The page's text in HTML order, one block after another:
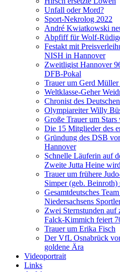
Unfall oder Mord?
Sport-Nekrolog 2022
André Kwiatkowski
Abpfiff für Wolf-
Festakt mit
NISH in Hannover
Zweitligist Hannover
DFB-Pokal
Trauer um Gerd
Weltklasse-Geher
Chronist des
Olympiareiter Willy
Große Trauer um
Die 15 Mitglieder des
Gründung des DSB
Hannover
Schnelle Läuferin auf
Zweite Jutta Heine
Trauer um frühere
Simper (geb.
Gesamtdeutsches
Niedersachsens
Zwei Sternstunden
Falck-Kimmich feiert
Trauer um Erika Fisch
Der VfL Osnabrück
goldene Ära
Videoportrait
Links